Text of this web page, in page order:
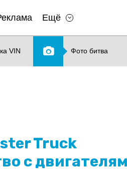
Ещё
VIN Фото битва
Truck
с